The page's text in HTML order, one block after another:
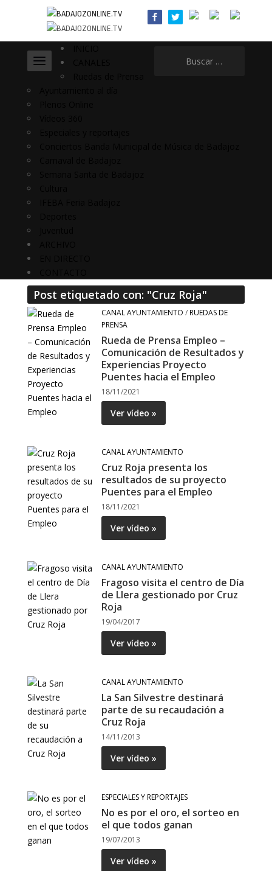
Post etiquetado con: "Cruz Roja"
CANAL AYUNTAMIENTO /RUEDAS DE
PRENSA
Rueda de Prensa Empleo –
Comunicación de Resultados y
Experiencias Proyecto
Puentes hacia el Empleo
18/11/2021
Ver vídeo »
CANAL AYUNTAMIENTO
Cruz Roja presenta los
resultados de su proyecto
Puentes para el Empleo
18/11/2021
Ver vídeo »
CANAL AYUNTAMIENTO
Fragoso visita el centro de Día
de Llera gestionado por Cruz
Roja
19/04/2017
Ver vídeo »
CANAL AYUNTAMIENTO
La San Silvestre destinará
parte de su recaudación a
Cruz Roja
14/11/2013
Ver vídeo »
ESPECIALES Y REPORTAJES
No es por el oro, el sorteo en
el que todos ganan
19/07/2013
Ver vídeo »